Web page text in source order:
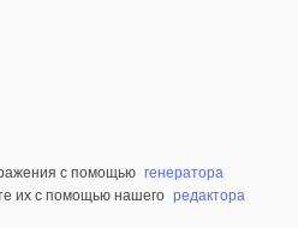
с помощью генератора
их с помощью нашего редактора